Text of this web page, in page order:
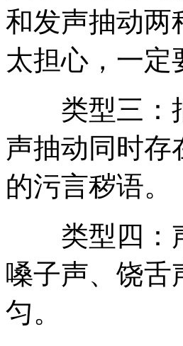
和发声抽动两
太担心，一定
类型三：抽
声抽动同时存
的污言秽语。
类型四：声
嗓子声、饶舌
匀。